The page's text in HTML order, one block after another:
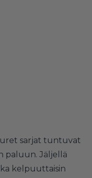
sarjat tuntuvat
paluun. Jäljellä
kelpuuttaisin